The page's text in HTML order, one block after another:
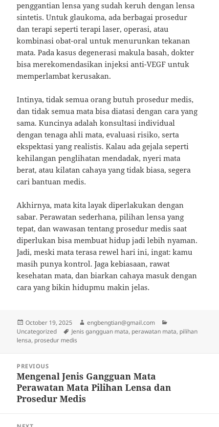
penggantian lensa yang sudah keruh dengan lensa
sintetis. Untuk glaukoma, ada berbagai prosedur
dan terapi seperti terapi laser, operasi, atau
kombinasi obat-oral untuk menurunkan tekanan
mata. Pada kasus degenerasi makula basah, dokter
bisa merekomendasikan injeksi anti-VEGF untuk
memperlambat kerusakan.
Intinya, tidak semua orang butuh prosedur medis,
dan tidak semua mata bisa diatasi dengan cara yang
sama. Kuncinya adalah konsultasi individual
dengan tenaga ahli mata, evaluasi risiko, serta
ekspektasi yang realistis. Kalau ada gejala seperti
kehilangan penglihatan mendadak, nyeri mata
berat, atau kilatan cahaya yang tidak biasa, segera
cari bantuan medis.
Akhirnya, mata kita layak diperlakukan dengan
sabar. Perawatan sederhana, pilihan lensa yang
tepat, dan wawasan tentang prosedur medis saat
diperlukan bisa membuat hidup jadi lebih nyaman.
Jadi, meski mata terasa rewel hari ini, ingat: kamu
masih punya kontrol. Jaga kebiasaan, rawat
kesehatan mata, dan biarkan cahaya masuk dengan
cara yang bikin hidupmu makin jelas.
Posted
on
October 19, 2025 Author
engbengtian@gmail.com
Uncategorized
Tags
Jenis gangguan mata, perawatan mata, pilihan
lensa, prosedur medis
navigation
PREVIOUS
Previous
post:
Mengenal Jenis Gangguan Mata
Perawatan Mata Pilihan Lensa dan
Prosedur Medis